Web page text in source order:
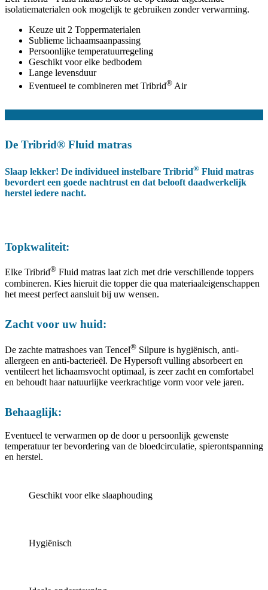
isolatiematerialen ook mogelijk te gebruiken zonder verwarming.
Keuze uit 2 Toppermaterialen
Sublieme lichaamsaanpassing
Persoonlijke temperatuurregeling
Geschikt voor elke bedbodem
Lange levensduur
Eventueel te combineren met Tribrid® Air
De Tribrid® Fluid matras
Slaap lekker! De individueel instelbare Tribrid® Fluid matras
bevordert een goede nachtrust en dat belooft daadwerkelijk
herstel iedere nacht.
Topkwaliteit:
Elke ­Tribrid® Fluid matras laat zich met drie verschillende toppers
combineren. Kies hieruit die topper die qua materiaaleigenschappen
het meest perfect aansluit bij uw wensen.
Zacht voor uw huid:
De zachte matrashoes van Tencel® Silpure is hygiënisch, anti-
allergeen en anti-bacterieël. De Hypersoft vulling absorbeert en
ventileert het lichaamsvocht optimaal, is zeer zacht en comfortabel
en behoudt haar natuurlijke veerkrachtige vorm voor vele jaren.
Behaaglijk:
Eventueel te verwarmen op de door u persoonlijk gewenste
temperatuur ter bevordering van de bloedcirculatie, spierontspanning
en herstel.
Geschikt voor elke slaaphouding
Hygiënisch